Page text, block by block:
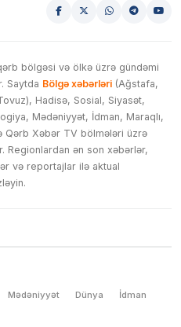
bölgəsi və ölkə üzrə gündəmi
Saytda Bölgə xəbərləri (Ağstafa,
Hadisə, Sosial, Siyasət,
Mədəniyyət, İdman, Maraqlı,
Qərb Xəbər TV bölmələri üzrə
Regionlardan ən son xəbərlər,
və reportajlar ilə aktual
Mədəniyyət Dünya İdman